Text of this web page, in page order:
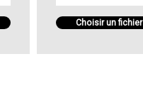
Choisir un fichier